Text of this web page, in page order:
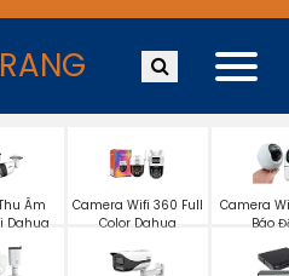
Âm
Dahua
Camera Wifi 360 Full
Color Dahua
Camera
Báo